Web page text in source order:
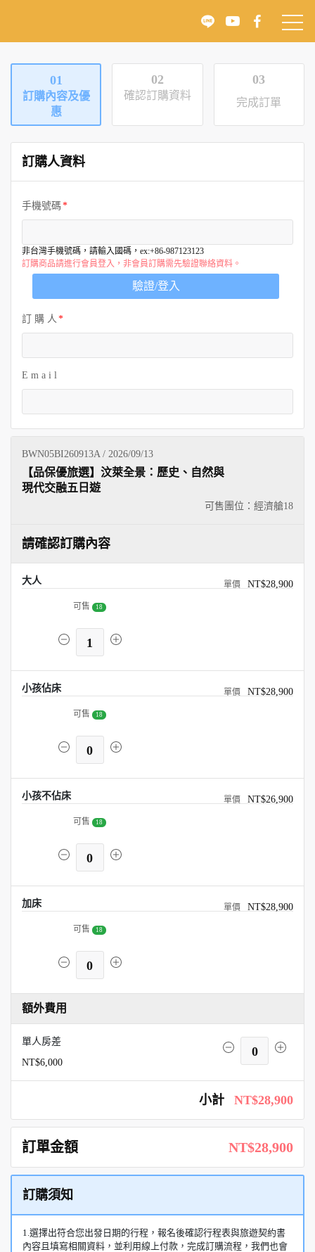
01
訂購內容及優
惠
02
確認訂購資料
03
完成訂單
訂購人資料
手機號碼
非台灣手機號碼，請輸入國碼，ex:+86-987123123
訂購商品請進行會員登入，非會員訂購需先驗證聯絡資料。
驗證/登入
訂 購 人
E m a i l
BWN05BI260913A / 2026/09/13
可售團位：經濟艙18
【品保優旅選】汶萊全景：歷史、自然與
現代交融五日遊
請確認訂購內容
大人 NT$28,900
可售 18
1
小孩佔床 NT$28,900
可售 18
0
小孩不佔床 NT$26,900
可售 18
0
加床 NT$28,900
可售 18
0
額外費用
單人房差
NT$6,000
0
小計 NT$28,900
訂單金額 NT$28,900
訂購須知
1.選擇出符合您出發日期的行程，報名後確認行程表與旅遊契約書
內容且填寫相關資料，並利用線上付款，完成訂購流程，我們也會